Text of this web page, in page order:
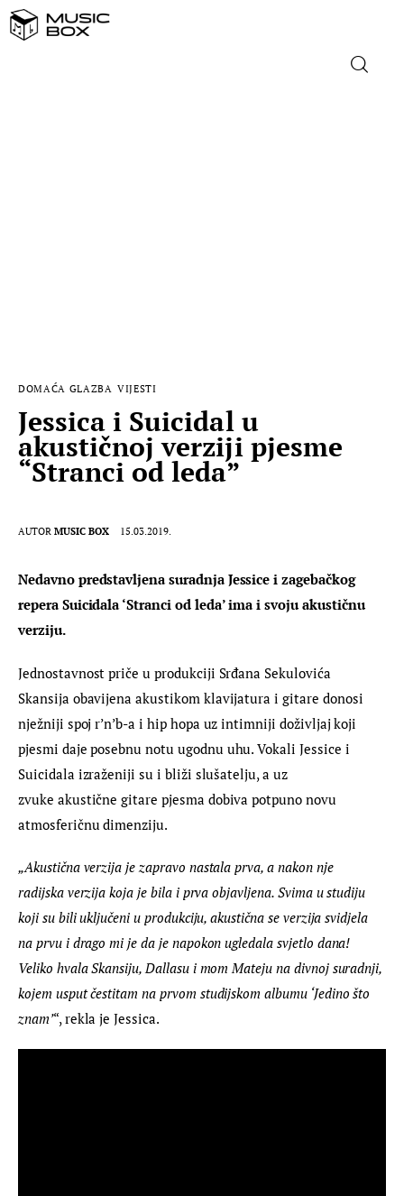
DOMAĆA GLAZBA VIJESTI
Jessica i Suicidal u
akustičnoj verziji pjesme
“Stranci od leda”
AUTOR MUSIC BOX 15.03.2019.
Nedavno predstavljena suradnja Jessice i zagebačkog
repera Suicidala ‘Stranci od leda’ ima i svoju akustičnu
verziju.
Jednostavnost priče u produkciji Srđana Sekulovića
Skansija obavijena akustikom klavijatura i gitare donosi
nježniji spoj r’n’b-a i hip hopa uz intimniji doživljaj koji
pjesmi daje posebnu notu ugodnu uhu. Vokali Jessice i
Suicidala izraženiji su i bliži slušatelju, a uz
zvuke akustične gitare pjesma dobiva potpuno novu
atmosferičnu dimenziju.
„Akustična verzija je zapravo nastala prva, a nakon nje
radijska verzija koja je bila i prva objavljena. Svima u studiju
koji su bili uključeni u produkciju, akustična se verzija svidjela
na prvu i drago mi je da je napokon ugledala svjetlo dana!
Veliko hvala Skansiju, Dallasu i mom Mateju na divnoj suradnji,
kojem usput čestitam na prvom studijskom albumu ‘Jedino što
znam’“, rekla je Jessica.